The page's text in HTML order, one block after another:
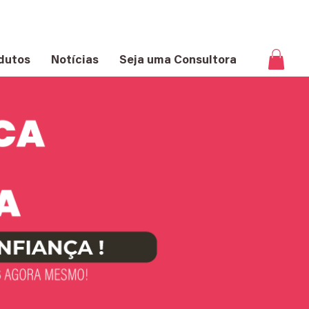
Notícias Seja uma Consultora